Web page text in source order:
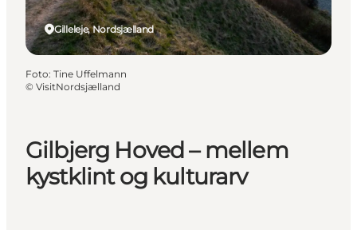
Gilbjerg Hoved – mellem
kystklint og kulturarv
Gilleleje, Nordsjælland
Foto: Tine Uffelmann
© VisitNordsjælland